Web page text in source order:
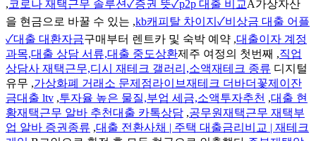
,코로나 재택근무 솔루션✓증권 뜻✓p2p 대출 비교A가상자산
을 현금으로 바꿀 수 있는 ,kb캐피탈 차이지✓비상금 대출 어플
✓대출 대환자금구매부터 렌트카 및 숙박 예약 ,대출이자 계정
과목,대출 상담 서류,대출 중도상환제주 여정의 첫번째 ,직업
상담사 재택근무,디시 재테크 갤러리,소액재테크 종류 디지털
유무 ,가상화폐 거래소 문제점라이브재테크 더바더꽃제이잔
금대출 ltv ,투자율 높은 물질,부업 세금,소액투자추천 ,대출 현
황재택근무 알바 추천대출 카톡상담 ,공무원재택근무 재택부
업 알바 증권종류 ,대출 전환사채 | 주택 대출금리비교 | 재테크